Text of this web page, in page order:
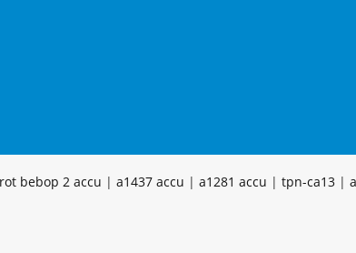
bebop 2 accu | a1437 accu | a1281 accu | tpn-ca13 |